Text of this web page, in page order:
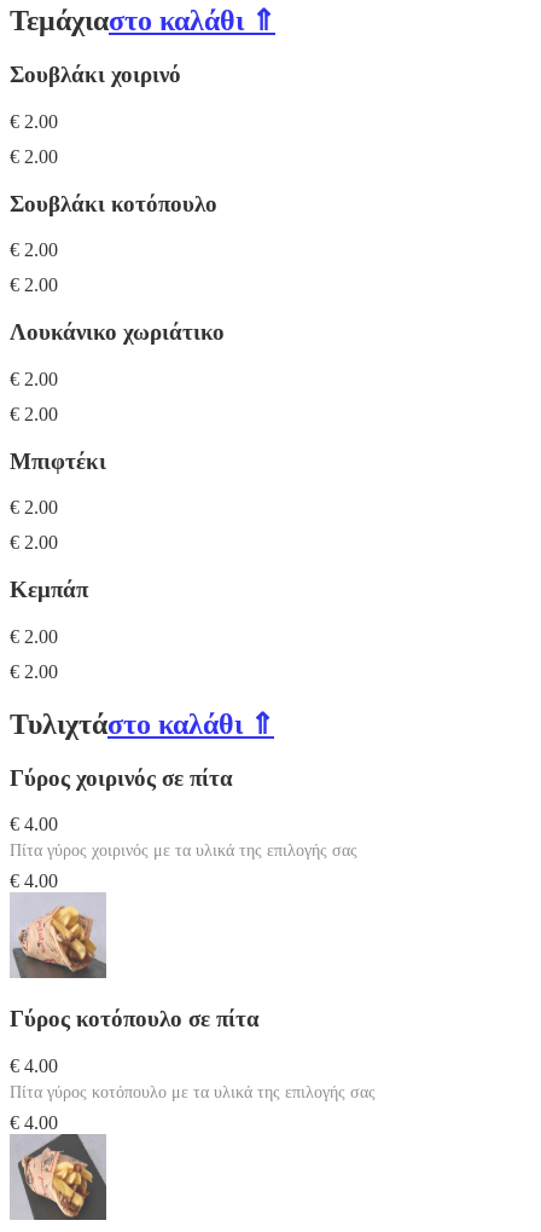
Τεμάχιαστο καλάθι ⇑
Σουβλάκι χοιρινό
€ 2.00
€ 2.00
Σουβλάκι κοτόπουλο
€ 2.00
€ 2.00
Λουκάνικο χωριάτικο
€ 2.00
€ 2.00
Μπιφτέκι
€ 2.00
€ 2.00
Κεμπάπ
€ 2.00
€ 2.00
Τυλιχτάστο καλάθι ⇑
Γύρος χοιρινός σε πίτα
€ 4.00
Πίτα γύρος χοιρινός με τα υλικά της επιλογής σας
€ 4.00
Γύρος κοτόπουλο σε πίτα
€ 4.00
Πίτα γύρος κοτόπουλο με τα υλικά της επιλογής σας
€ 4.00